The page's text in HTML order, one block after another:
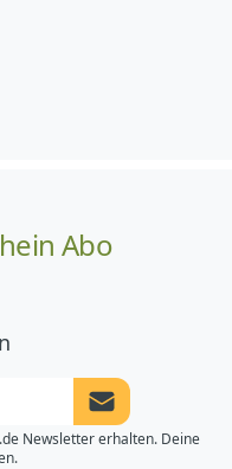
Abo
Newsletter
Newsletter erhalten. Deine